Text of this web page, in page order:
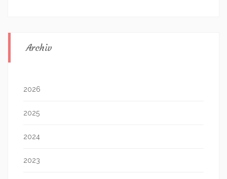
Archiv
2026
2025
2024
2023